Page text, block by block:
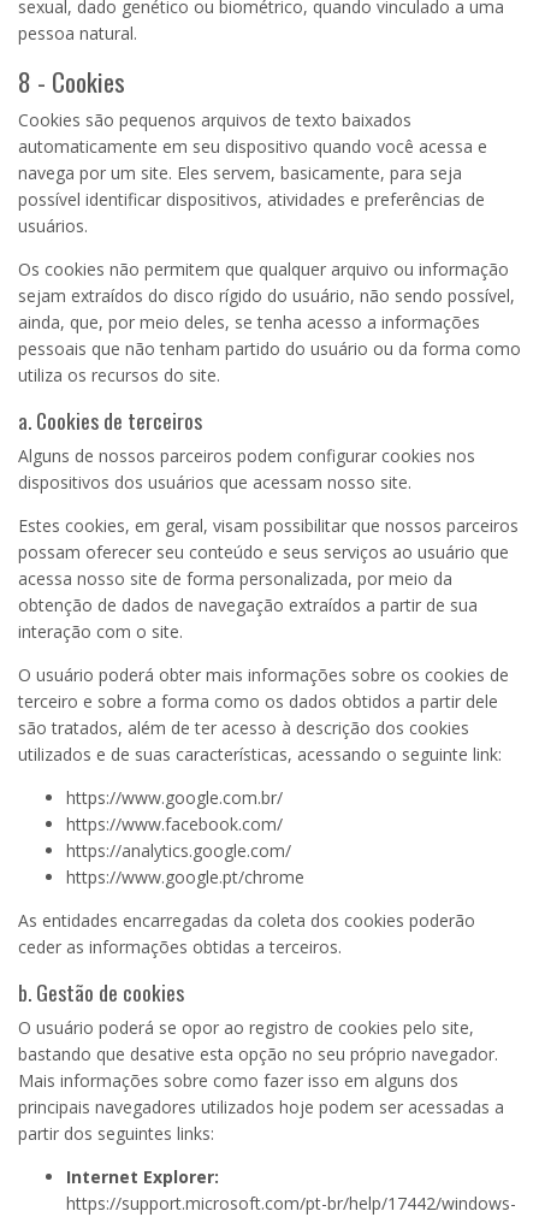
sexual, dado genético ou biométrico, quando vinculado a uma
pessoa natural.
8 - Cookies
Cookies são pequenos arquivos de texto baixados
automaticamente em seu dispositivo quando você acessa e
navega por um site. Eles servem, basicamente, para seja
possível identificar dispositivos, atividades e preferências de
usuários.
Os cookies não permitem que qualquer arquivo ou informação
sejam extraídos do disco rígido do usuário, não sendo possível,
ainda, que, por meio deles, se tenha acesso a informações
pessoais que não tenham partido do usuário ou da forma como
utiliza os recursos do site.
a. Cookies de terceiros
Alguns de nossos parceiros podem configurar cookies nos
dispositivos dos usuários que acessam nosso site.
Estes cookies, em geral, visam possibilitar que nossos parceiros
possam oferecer seu conteúdo e seus serviços ao usuário que
acessa nosso site de forma personalizada, por meio da
obtenção de dados de navegação extraídos a partir de sua
interação com o site.
O usuário poderá obter mais informações sobre os cookies de
terceiro e sobre a forma como os dados obtidos a partir dele
são tratados, além de ter acesso à descrição dos cookies
utilizados e de suas características, acessando o seguinte link:
https://www.google.com.br/
https://www.facebook.com/
https://analytics.google.com/
https://www.google.pt/chrome
As entidades encarregadas da coleta dos cookies poderão
ceder as informações obtidas a terceiros.
b. Gestão de cookies
O usuário poderá se opor ao registro de cookies pelo site,
bastando que desative esta opção no seu próprio navegador.
Mais informações sobre como fazer isso em alguns dos
principais navegadores utilizados hoje podem ser acessadas a
partir dos seguintes links:
Internet Explorer:
https://support.microsoft.com/pt-br/help/17442/windows-